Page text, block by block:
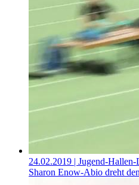
24.02.2019 | Jugend-
Sharon Enow-Abio dreht